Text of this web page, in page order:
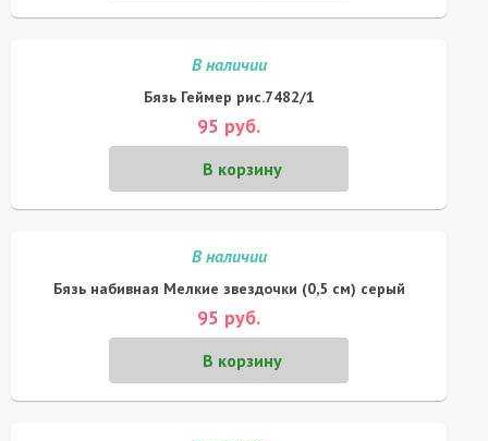
В наличии
Бязь Геймер рис.7482/1
95 руб.
В корзину
В наличии
Бязь набивная Мелкие звездочки (0,5 см) серый
95 руб.
В корзину